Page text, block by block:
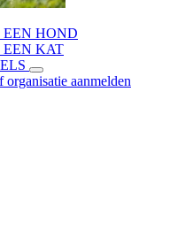
EEN HOND
EEN KAT
organisatie aanmelden